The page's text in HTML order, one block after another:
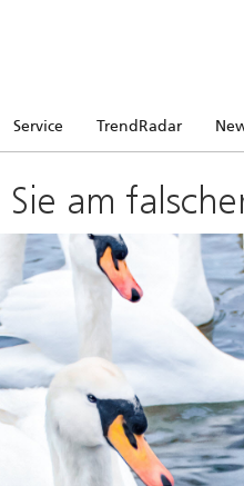
Service TrendRadar
am